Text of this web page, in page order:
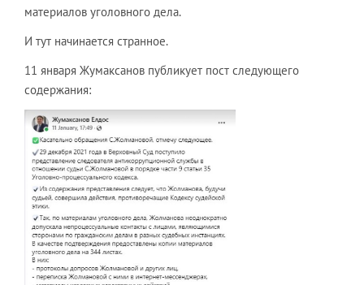
материалов уголовного дела.
И тут начинается странное.
11 января Жумаксанов публикует пост следующего
содержания: